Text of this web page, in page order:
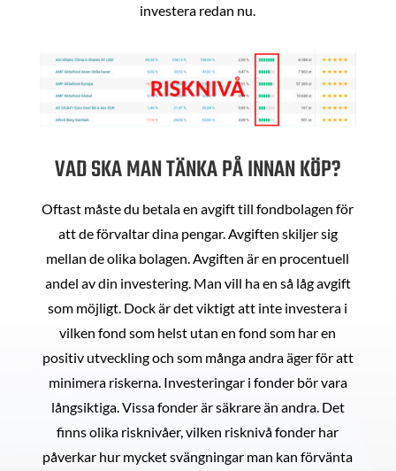
investera redan nu.
VAD SKA MAN TÄNKA PÅ INNAN KÖP?
Oftast måste du betala en avgift till fondbolagen för
att de förvaltar dina pengar. Avgiften skiljer sig
mellan de olika bolagen. Avgiften är en procentuell
andel av din investering. Man vill ha en så låg avgift
som möjligt. Dock är det viktigt att inte investera i
vilken fond som helst utan en fond som har en
positiv utveckling och som många andra äger för att
minimera riskerna. Investeringar i fonder bör vara
långsiktiga. Vissa fonder är säkrare än andra. Det
finns olika risknivåer, vilken risknivå fonder har
påverkar hur mycket svängningar man kan förvänta